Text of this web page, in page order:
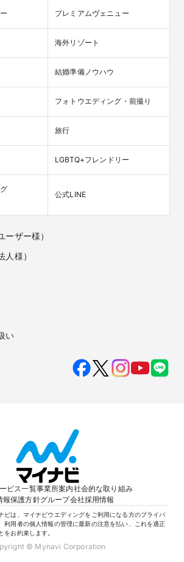
プレミアムヴェニュー
海外リゾート
結婚準備ノウハウ
フォトウエディング・前撮り
旅行
LGBTQ+フレンドリー
公式LINE
ーザー様）
人様）
い
ビス一覧事業所案内社会的な取り組み
報保護方針グループ会社採用情報
ビは、マイナビウエディングをご利用になる方のプライバ
利用者の個人情報の管理に最新の注意を払い、これを適正
をお約束します。
© Mynavi Corporation